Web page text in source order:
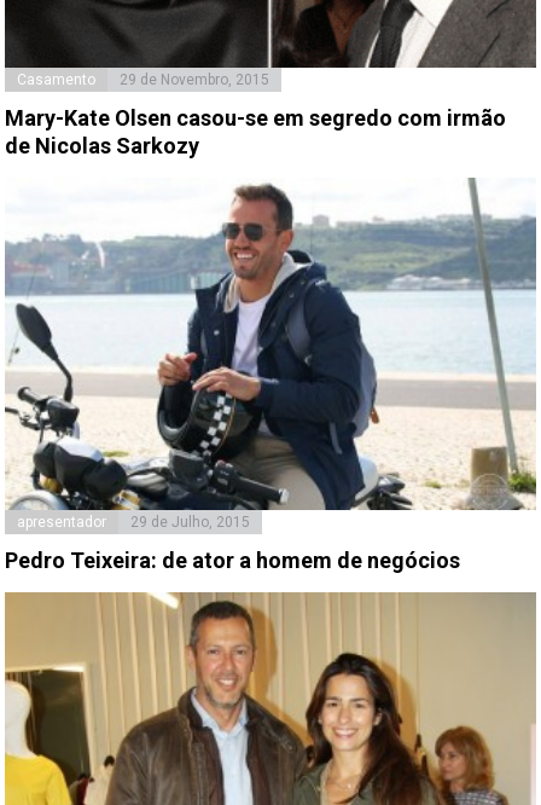
Casamento 29 de Novembro, 2015
Mary-Kate Olsen casou-se em segredo com irmão
de Nicolas Sarkozy
apresentador 29 de Julho, 2015
Pedro Teixeira: de ator a homem de negócios